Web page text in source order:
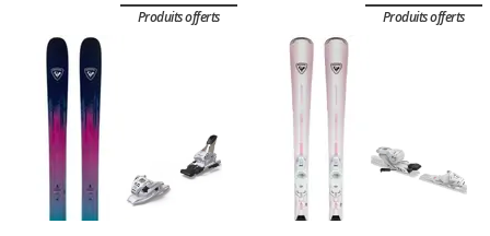
Produits offerts Produits offerts